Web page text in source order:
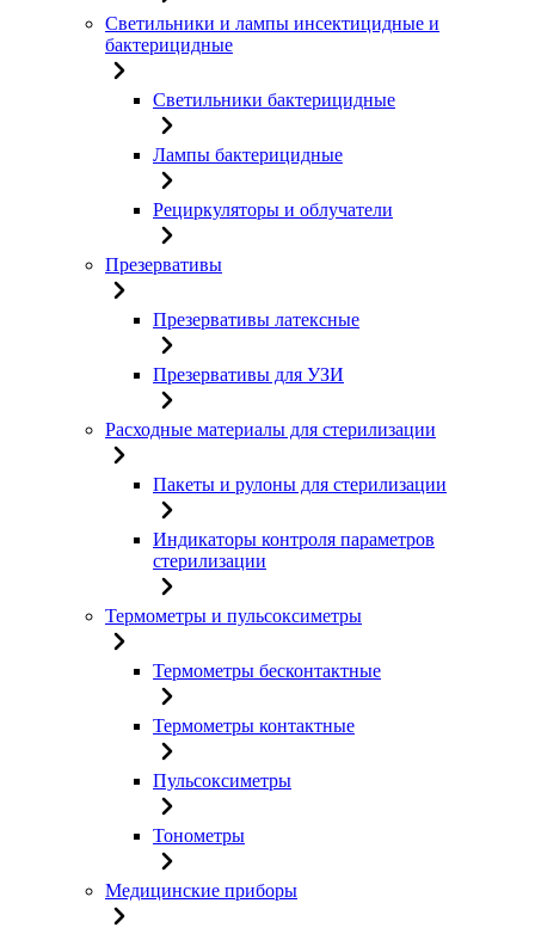
Светильники и лампы инсектицидные и
бактерицидные
Светильники бактерицидные
Лампы бактерицидные
Рециркуляторы и облучатели
Презервативы
Презервативы латексные
Презервативы для УЗИ
Расходные материалы для стерилизации
Пакеты и рулоны для стерилизации
Индикаторы контроля параметров
стерилизации
Термометры и пульсоксиметры
Термометры бесконтактные
Термометры контактные
Пульсоксиметры
Тонометры
Медицинские приборы